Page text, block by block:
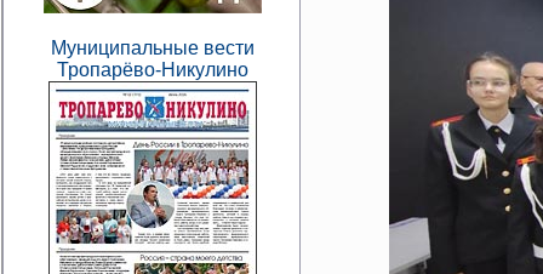
Муниципальные вести
Тропарёво-Никулино